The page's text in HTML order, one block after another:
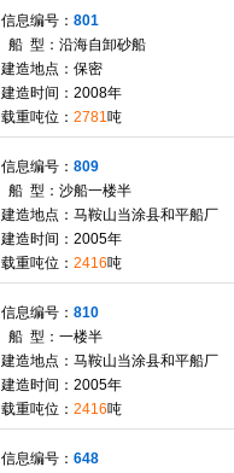
信息编号： 801
船 型：沿海自卸砂船
建造地点：保密
建造时间：2008年
载重吨位： 2781吨
信息编号： 809
船 型：沙船一楼半
建造地点：马鞍山当涂县和平船厂
建造时间：2005年
载重吨位： 2416吨
信息编号： 810
船 型：一楼半
建造地点：马鞍山当涂县和平船厂
建造时间：2005年
载重吨位： 2416吨
信息编号： 648